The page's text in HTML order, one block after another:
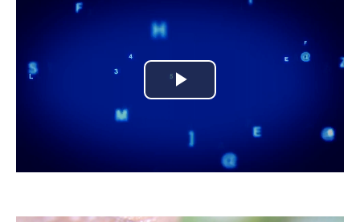
Play
Video